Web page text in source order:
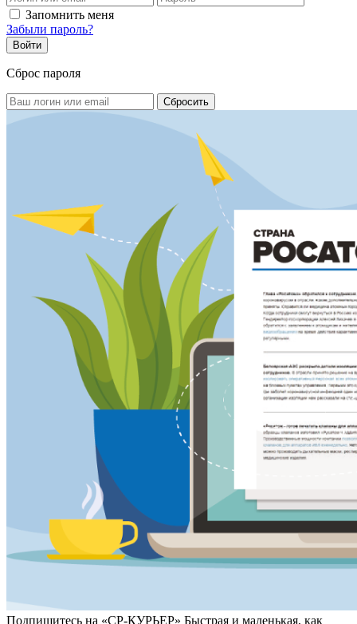
Запомнить меня
Забыли пароль?
Сброс пароля
Подпишитесь на «СР-КУРЬЕР» Быстрая и маленькая, как